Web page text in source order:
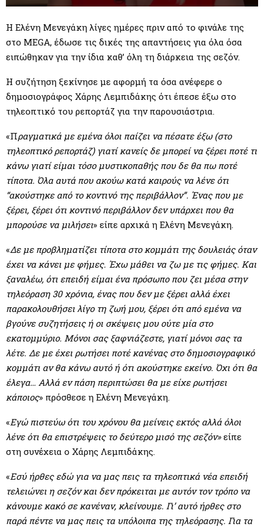
E
N
U
Η Ελένη Μενεγάκη λίγες ημέρες πριν από το φινάλε της
στο MEGA, έδωσε τις δικές της απαντήσεις για όλα όσα
ειπώθηκαν για την ίδια καθ’ όλη τη διάρκεια της σεζόν.
Η συζήτηση ξεκίνησε με αφορμή τα όσα ανέφερε ο
δημοσιογράφος Χάρης Λεμπιδάκης ότι έπεσε έξω στο
τηλεοπτικό του ρεπορτάζ για την παρουσιάστρια.
«Πραγματικά με εμένα όλοι παίζει να πέσατε έξω (στο
τηλεοπτικό ρεπορτάζ) γιατί κανείς δε μπορεί να ξέρει ποτέ τι
κάνω γιατί είμαι τόσο μυστικοπαθής που δε θα πω ποτέ
τίποτα. Όλα αυτά που ακούω κατά καιρούς να λένε ότι
“ακούστηκε από το κοντινό της περιβάλλον”. Ένας που με
ξέρει, ξέρει ότι κοντινό περιβάλλον δεν υπάρχει που θα
μπορούσε να μιλήσει» είπε αρχικά η Ελένη Μενεγάκη.
«Δε με προβληματίζει τίποτα στο κομμάτι της δουλειάς όταν
έχει να κάνει με φήμες. Έχω μάθει να ζω με τις φήμες. Και
ξαναλέω, ότι επειδή είμαι ένα πρόσωπο που ζει μέσα στην
τηλεόραση 30 χρόνια, ένας που δεν με ξέρει αλλά έχει
παρακολουθήσει λίγο τη ζωή μου, ξέρει ότι από εμένα να
βγούνε συζητήσεις ή οι σκέψεις μου ούτε μία στο
εκατομμύριο. Μόνοι σας ξαφνιάζεστε, γιατί μόνοι σας τα
λέτε. Δε με έχει ρωτήσει ποτέ κανένας στο δημοσιογραφικό
κομμάτι αν θα κάνω αυτό ή ότι ακούστηκε εκείνο. Όχι ότι θα
έλεγα… Αλλά εν πάση περιπτώσει θα με είχε ρωτήσει
κάποιος» πρόσθεσε η Ελένη Μενεγάκη.
«Εγώ πιστεύω ότι του χρόνου θα μείνεις εκτός αλλά όλοι
λένε ότι θα επιστρέψεις το δεύτερο μισό της σεζόν»είπε
στη συνέχεια ο Χάρης Λεμπιδάκης.
«Εσύ ήρθες εδώ για να μας πεις τα τηλεοπτικά νέα επειδή
τελειώνει η σεζόν και δεν πρόκειται με αυτόν τον τρόπο να
κάνουμε κακό σε κανέναν, κλείνουμε. Γι’ αυτό ήρθες στο
παρά πέντε να μας πεις τα υπόλοιπα της τηλεόρασης. Για τα